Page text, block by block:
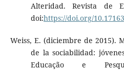
Alteridad. Revista de
doi:https://doi.org/
Weiss, E. (diciembre de 2015).
de la sociabilidad:
Educação e